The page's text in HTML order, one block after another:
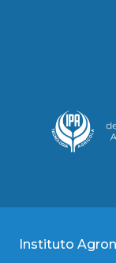
Instituto